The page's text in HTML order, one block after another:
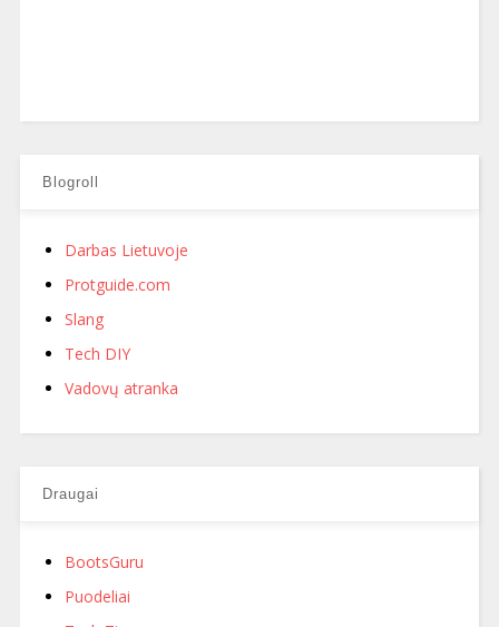
Blogroll
Darbas Lietuvoje
Protguide.com
Slang
Tech DIY
Vadovų atranka
Draugai
BootsGuru
Puodeliai